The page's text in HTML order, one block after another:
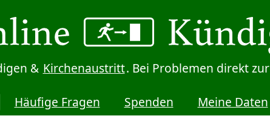
& Kirchenaustritt. Bei Problemen direkt zur
Häufige Fragen Spenden Meine Daten